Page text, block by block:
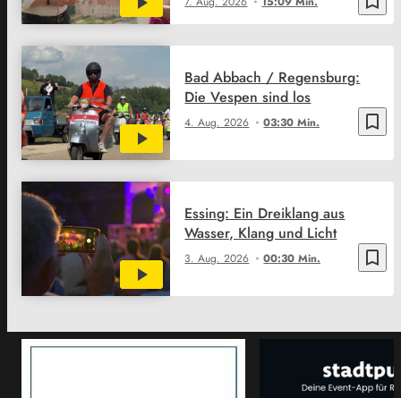
bookmark_border
4. Aug. 2026 03:30 Min.
Bad Abbach / Regensburg:
Die Vespen sind los
bookmark_border
3. Aug. 2026 00:30 Min.
Essing: Ein Dreiklang aus
Wasser, Klang und Licht